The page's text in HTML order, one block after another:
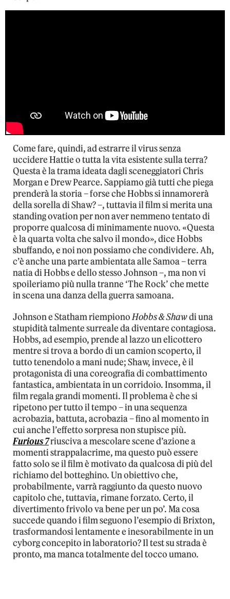
Come fare, quindi, ad estrarre il virus senza
uccidere Hattie o tutta la vita esistente sulla terra?
Questa è la trama ideata dagli sceneggiatori Chris
Morgan e Drew Pearce. Sappiamo già tutti che piega
prenderà la storia – forse che Hobbs si innamorerà
della sorella di Shaw? –, tuttavia il film si merita una
standing ovation per non aver nemmeno tentato di
proporre qualcosa di minimamente nuovo. «Questa
è la quarta volta che salvo il mondo», dice Hobbs
sbuffando, e noi non possiamo che condividere. Ah,
c’è anche una parte ambientata alle Samoa – terra
natia di Hobbs e dello stesso Johnson –, ma non vi
spoileriamo più nulla tranne ‘The Rock’ che mette
in scena una danza della guerra samoana.
Johnson e Statham riempionoHobbs & Shawdi una
stupidità talmente surreale da diventare contagiosa.
Hobbs, ad esempio, prende al lazzo un elicottero
mentre si trova a bordo di un camion scoperto, il
tutto tenendolo a mani nude; Shaw, invece, è il
protagonista di una coreografia di combattimento
fantastica, ambientata in un corridoio. Insomma, il
film regala grandi momenti. Il problema è che si
ripetono per tutto il tempo – in una sequenza
acrobazia, battuta, acrobazia – fino al momento in
cui anche l’effetto sorpresa non stupisce più.
Furious 7riusciva a mescolare scene d’azione a
momenti strappalacrime, ma questo può essere
fatto solo se il film è motivato da qualcosa di più del
richiamo del botteghino. Un obiettivo che,
probabilmente, varrà raggiunto da questo nuovo
capitolo che, tuttavia, rimane forzato. Certo, il
divertimento frivolo va bene per un po’. Ma cosa
succede quando i film seguono l’esempio di Brixton,
trasformandosi lentamente e inesorabilmente in un
cyborg concepito in laboratorio? Il test su strada è
pronto, ma manca totalmente del tocco umano.